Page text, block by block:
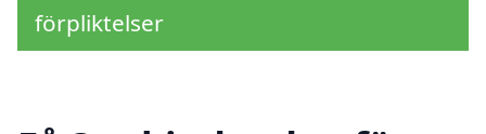
förpliktelser